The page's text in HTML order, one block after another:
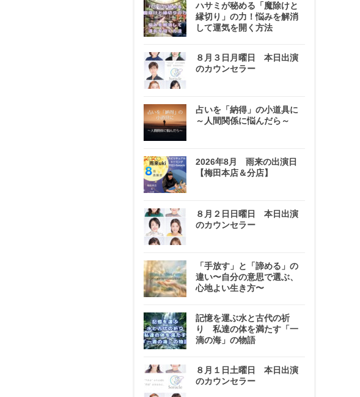
ハサミが秘める「魔除けと
縁切り」の力！悩みを解消
して運気を開く方法
８月３日月曜日 本日出演
のカウンセラー
占いを「納得」の小道具に
～人間関係に悩んだら～
2026年8月 雨来の出演日
【梅田本店＆分店】
８月２日日曜日 本日出演
のカウンセラー
「手放す」と「諦める」の
違い〜自分の意思で選ぶ、
心地よい生き方〜
記憶を運ぶ水と古代の祈
り 私達の体を満たす「一
滴の海」の物語
８月１日土曜日 本日出演
のカウンセラー